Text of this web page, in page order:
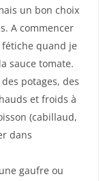
un bon choix
A commencer
quand je
sauce tomate.
potages, des
et froids à
(cabillaud,
dans
gaufre ou